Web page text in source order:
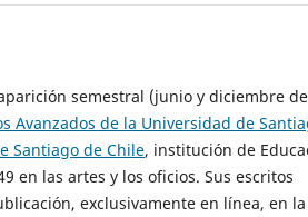
semestral (junio y diciembre de
Avanzados de la Universidad de
Santiago de Chile, institución de
en las artes y los oficios. Sus escritos
exclusivamente en línea, en la